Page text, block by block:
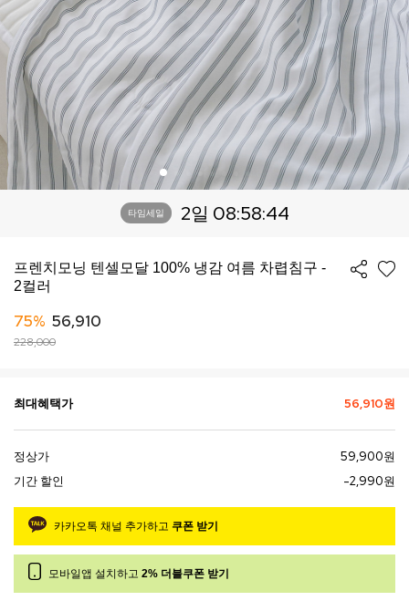
타임세일 2일 08:58:40
프렌치모닝 텐셀모달 100% 냉감 여름 차렵침구 -
2컬러
75% 56,910
228,000
최대혜택가 56,910원
정상가
59,900원
기간 할인
-2,990원
카카오톡 채널 추가하고 쿠폰 받기
모바일앱 설치하고 2% 더블쿠폰 받기